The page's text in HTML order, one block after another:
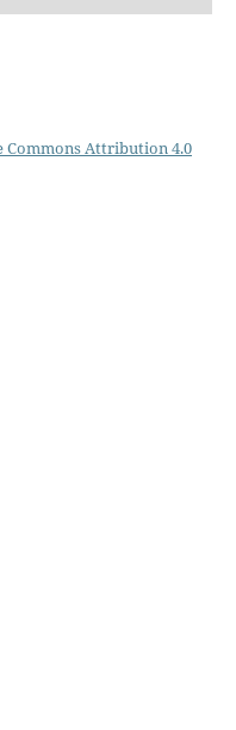
Commons Attribution 4.0